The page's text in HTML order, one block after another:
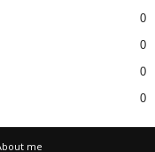
0
0
0
0
me